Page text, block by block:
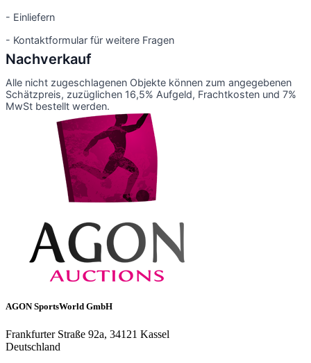
- Einliefern
- Kontaktformular für weitere Fragen
Nachverkauf
Alle nicht zugeschlagenen Objekte können zum angegebenen
Schätzpreis, zuzüglichen 16,5% Aufgeld, Frachtkosten und 7%
MwSt bestellt werden.
AGON SportsWorld GmbH
Frankfurter Straße 92a, 34121 Kassel
Deutschland